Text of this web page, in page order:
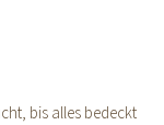
bis alles bedeckt